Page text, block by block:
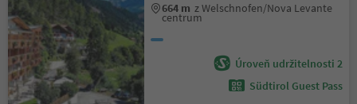
664 m z Welschnofen/Nova Levante
centrum
Úroveň udržitelnosti 2
Südtirol Guest Pass